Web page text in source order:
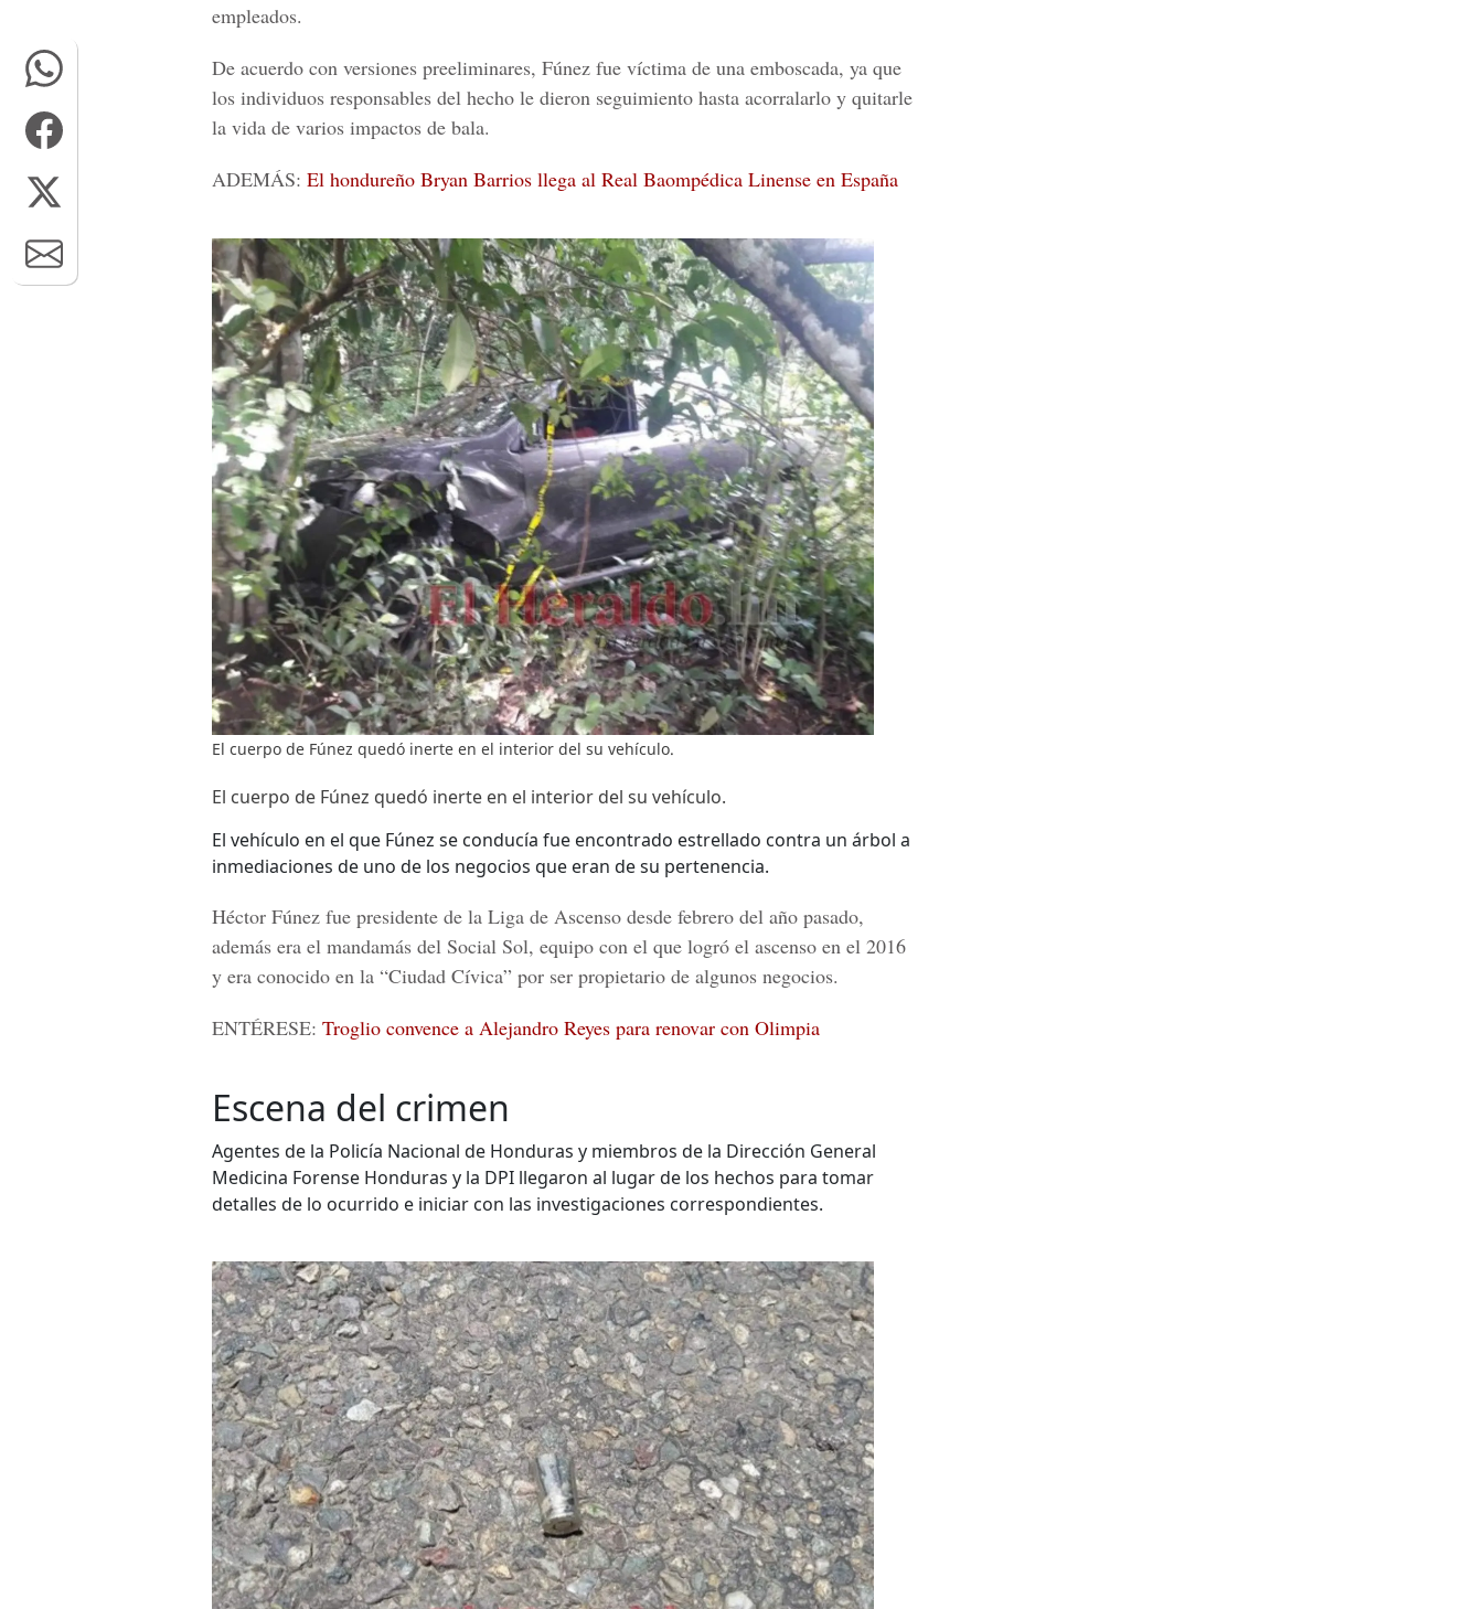
empleados.
De acuerdo con versiones preeliminares, Fúnez fue víctima de una emboscada, ya que
los individuos responsables del hecho le dieron seguimiento hasta acorralarlo y quitarle
la vida de varios impactos de bala.
ADEMÁS: El hondureño Bryan Barrios llega al Real Baompédica Linense en España
El cuerpo de Fúnez quedó inerte en el interior del su vehículo.
El cuerpo de Fúnez quedó inerte en el interior del su vehículo.
El vehículo en el que Fúnez se conducía fue encontrado estrellado contra un árbol a
inmediaciones de uno de los negocios que eran de su pertenencia.
Héctor Fúnez fue presidente de la Liga de Ascenso desde febrero del año pasado,
además era el mandamás del Social Sol, equipo con el que logró el ascenso en el 2016
y era conocido en la “Ciudad Cívica” por ser propietario de algunos negocios.
ENTÉRESE: Troglio convence a Alejandro Reyes para renovar con Olimpia
Escena del crimen
Agentes de la Policía Nacional de Honduras y miembros de la Dirección General
Medicina Forense Honduras y la DPI llegaron al lugar de los hechos para tomar
detalles de lo ocurrido e iniciar con las investigaciones correspondientes.